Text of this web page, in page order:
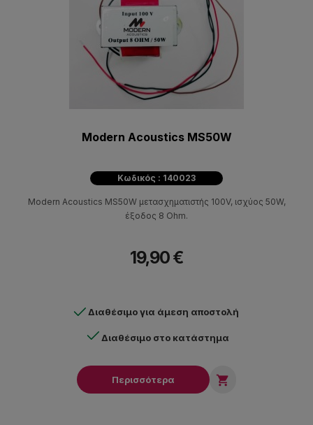
Modern Acoustics MS50W
Κωδικός : 140023
Modern Acoustics MS50W μετασχηματιστής 100V, ισχύος 50W,
έξοδος 8 Ohm.
19,90 €
Διαθέσιμο για άμεση αποστολή
Διαθέσιμο στο κατάστημα
Περισσότερα 